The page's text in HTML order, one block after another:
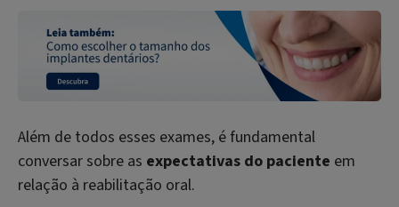
Além de todos esses exames, é fundamental
conversar sobre as expectativas do paciente em
relação à reabilitação oral.